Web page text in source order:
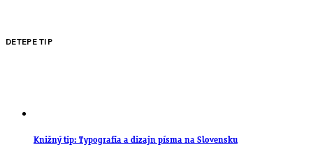
DETEPE TIP
Knižný tip: Typografia a dizajn písma na Slovensku